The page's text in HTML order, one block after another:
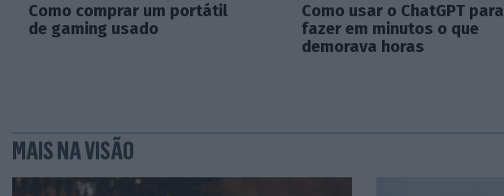
Como comprar um portátil
de gaming usado
Como usar o ChatGPT para
fazer em minutos o que
demorava horas
MAIS NA VISÃO